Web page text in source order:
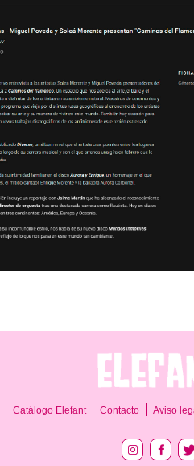
Catálogo Elefant Contacto Aviso